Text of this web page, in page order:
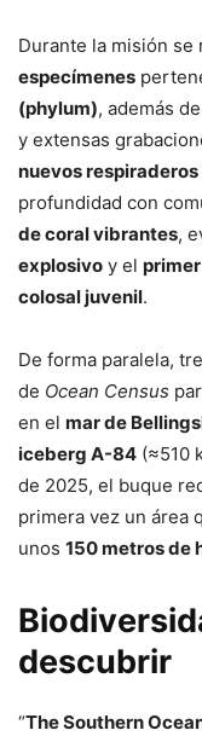
Durante la misión
especímenes
(phylum), además
y extensas
nuevos
profundidad con
de coral vibrantes,
explosivo y el
colosal juvenil.
De forma paralela,
de Ocean Census
en el mar de
iceberg A-84 (≈510
de 2025, el buque
primera vez un área
unos 150 metros de
descubrir
“The Southern